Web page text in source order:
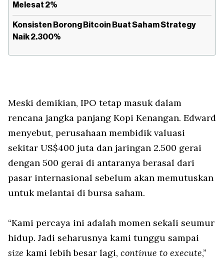
Melesat 2%
Konsisten Borong Bitcoin Buat Saham Strategy
Naik 2.300%
Meski demikian, IPO tetap masuk dalam
rencana jangka panjang Kopi Kenangan. Edward
menyebut, perusahaan membidik valuasi
sekitar US$400 juta dan jaringan 2.500 gerai
dengan 500 gerai di antaranya berasal dari
pasar internasional sebelum akan memutuskan
untuk melantai di bursa saham.
“Kami percaya ini adalah momen sekali seumur
hidup. Jadi seharusnya kami tunggu sampai
size kami lebih besar lagi, continue to execute,”